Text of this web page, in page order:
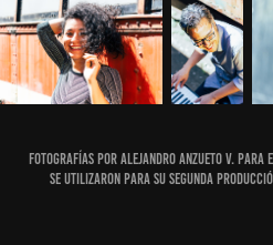
Fotografías por Alejandro Anzueto V. Para
Se utilizaron para su segunda